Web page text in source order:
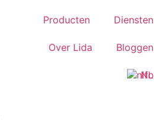
Producten Diensten
Over Lida Bloggen
NL